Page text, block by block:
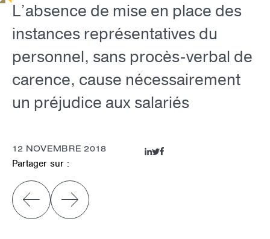
L’absence de mise en place des
instances représentatives du
personnel, sans procès-verbal de
carence, cause nécessairement
un préjudice aux salariés
12 NOVEMBRE 2018
Partager sur :